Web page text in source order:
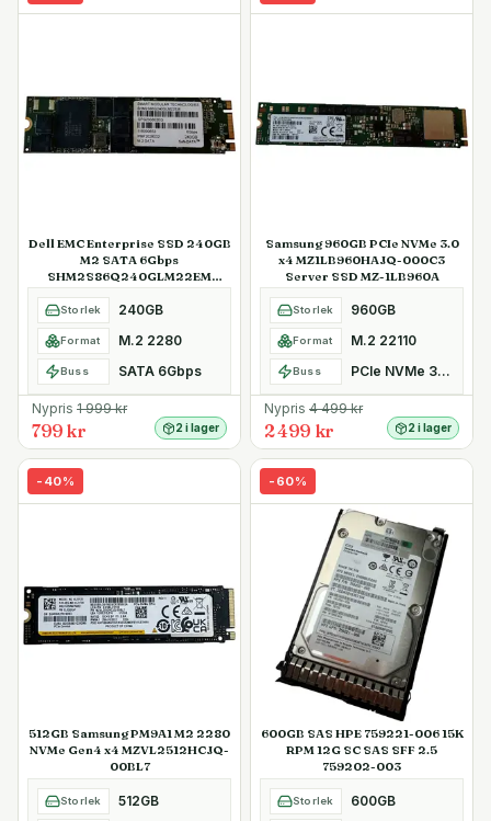
Dell EMC Enterprise SSD 240GB
M2 SATA 6Gbps
SHM2S86Q240GLM22EM
Kioxia SafeDATA
Storlek 240GB
Format M.2 2280
Buss SATA 6Gbps
Nypris 1 999kr
799 kr 2 i lager
Samsung 960GB PCIe NVMe 3.0
x4 MZ1LB960HAJQ-000C3
Server SSD MZ-1LB960A
Storlek 960GB
Format M.2 22110
Buss PCIe NVMe 3.0 x4
Nypris 4 499kr
2 499 kr 2 i lager
- 40%
512GB Samsung PM9A1 M2 2280
NVMe Gen4 x4 MZVL2512HCJQ-
00BL7
Storlek 512GB
- 60%
600GB SAS HPE 759221-006 15K
RPM 12G SC SAS SFF 2.5
759202-003
Storlek 600GB